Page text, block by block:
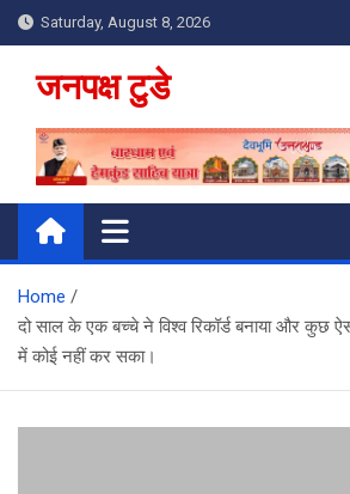
Skip
to
content
Saturday, August 8, 2026
जनपक्ष टुडे
Home
दो साल के एक बच्चे ने विश्व रिकॉर्ड बनाया और कुछ
में कोई नहीं कर सका।